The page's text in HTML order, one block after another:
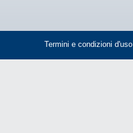
Termini e condizioni d'uso